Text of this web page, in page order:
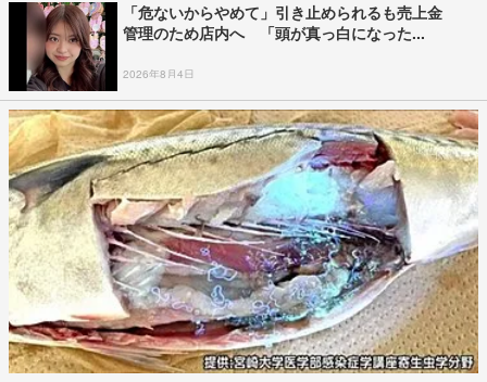
「危ないからやめて」引き止められるも売上金
管理のため店内へ 「頭が真っ白になった...
2026年8月4日